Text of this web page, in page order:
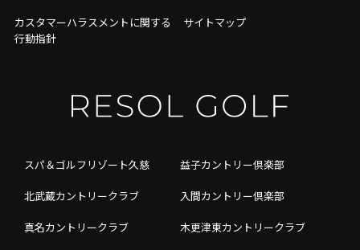
カスタマーハラスメントに関する
行動指針
サイトマップ
スパ＆ゴルフリゾート久慈 益子カントリー倶楽部
北武蔵カントリークラブ 入間カントリー倶楽部
真名カントリークラブ 木更津東カントリークラブ